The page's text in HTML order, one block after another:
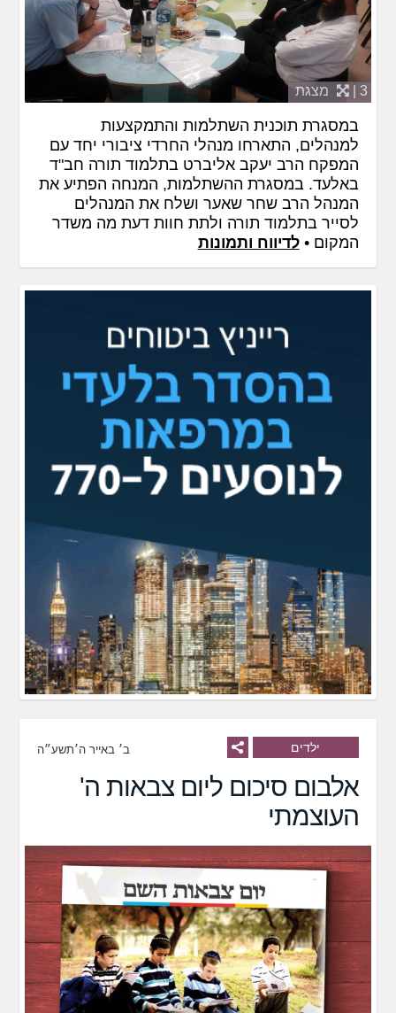
3 | מצגת
במסגרת תוכנית השתלמות והתמקצעות
למנהלים, התארחו מנהלי החרדי ציבורי יחד עם
המפקח הרב יעקב אליברט בתלמוד תורה חב"ד
באלעד. במסגרת ההשתלמות, המנחה הפתיע את
המנהל הרב שחר שאער ושלח את המנהלים
לסייר בתלמוד תורה ולתת חוות דעת מה משדר
המקום •לדיווח ותמונות
ילדים ב׳ באייר ה׳תשע״ה
אלבום סיכום ליום צבאות ה'
העוצמתי